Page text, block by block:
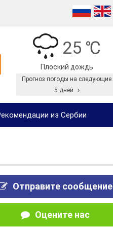
25 ℃
Плоский дождь
Прогноз погоды на следующие
5 дней
из Сербии
Отправите сообщение
Оцените нас